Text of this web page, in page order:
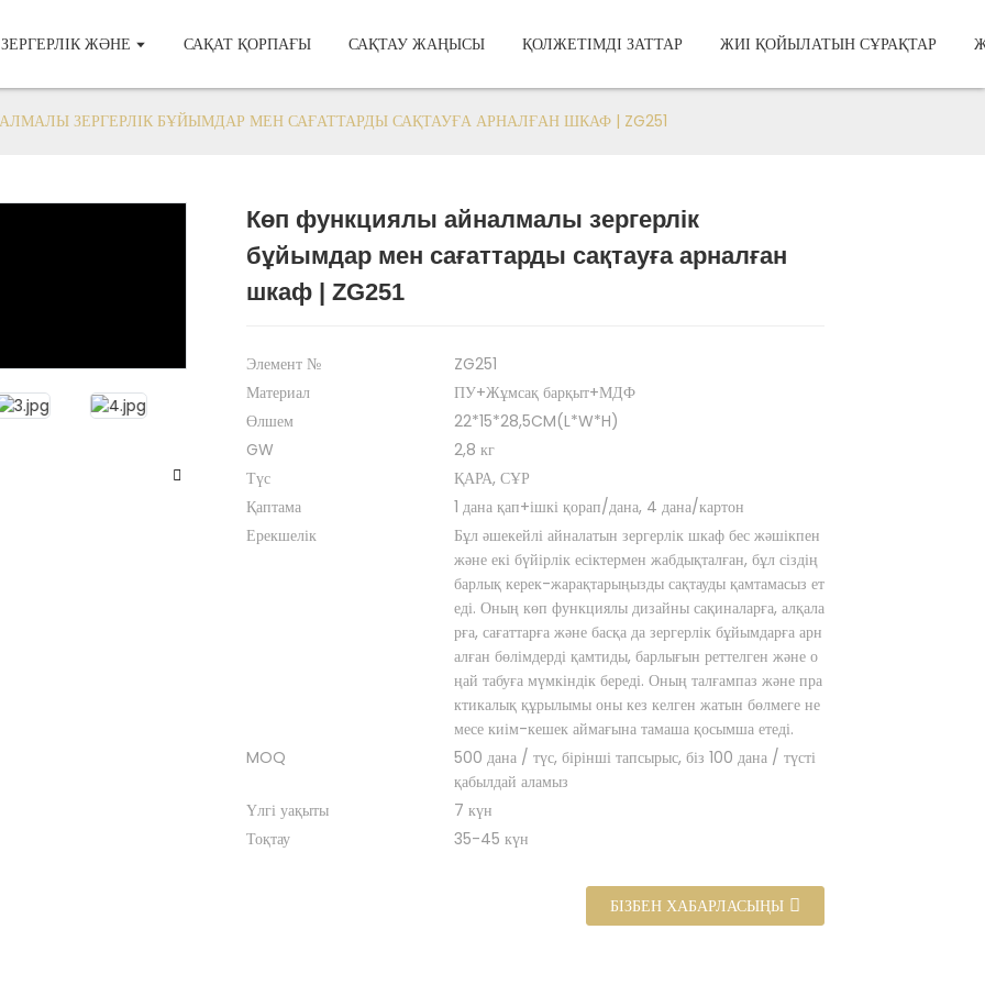
ЗЕРГЕРЛІК ЖӘНЕ САҚАТ ҚОРПАҒЫ САҚТАУ ЖАҢЫСЫ ҚОЛЖЕТІМДІ ЗАТТАР ЖИІ ҚОЙЫЛАТЫН СҰРАҚТАР
ЗЕРГЕРЛІК БҰЙЫМДАР МЕН САҒАТТАРДЫ САҚТАУҒА АРНАЛҒАН ШКАФ | ZG251
Loading...
Loading...
Көп функциялы айналмалы зергерлік
бұйымдар мен сағаттарды сақтауға арналған
шкаф | ZG251
Элемент №
ZG251
Материал
ПУ+Жұмсақ барқыт+МДФ
Өлшем
22*15*28,5CM(L*W*H)
GW
2,8 кг
Түс
ҚАРА, СҰР
Қаптама
1 дана қап+ішкі қорап/дана, 4 дана/картон
Ерекшелік
Бұл әшекейлі айналатын зергерлік шкаф бес жәшікпен
және екі бүйірлік есіктермен жабдықталған, бұл сіздің
барлық керек-жарақтарыңызды сақтауды қамтамасыз ет
еді. Оның көп функциялы дизайны сақиналарға, алқала
рға, сағаттарға және басқа да зергерлік бұйымдарға арн
алған бөлімдерді қамтиды, барлығын реттелген және о
ңай табуға мүмкіндік береді. Оның талғампаз және пра
ктикалық құрылымы оны кез келген жатын бөлмеге не
месе киім-кешек аймағына тамаша қосымша етеді.
MOQ
500 дана / түс, бірінші тапсырыс, біз 100 дана / түсті
қабылдай аламыз
Үлгі уақыты
7 күн
Тоқтау
35-45 күн
БІЗБЕН ХАБАРЛАСЫҢЫ